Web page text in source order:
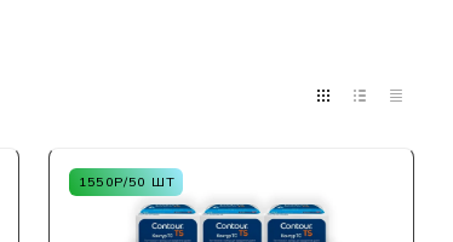
1550Р/50 ШТ